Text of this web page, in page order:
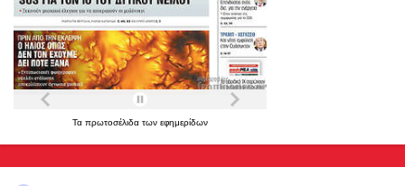
Τα πρωτοσέλιδα των εφημερίδων